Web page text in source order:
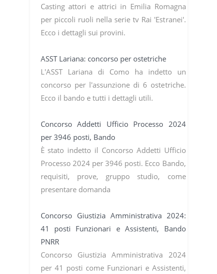
Casting attori e attrici in Emilia Romagna
per piccoli ruoli nella serie tv Rai 'Estranei'.
Ecco i dettagli sui provini.
ASST Lariana: concorso per ostetriche
L'ASST Lariana di Como ha indetto un
concorso per l'assunzione di 6 ostetriche.
Ecco il bando e tutti i dettagli utili.
Concorso Addetti Ufficio Processo 2024
per 3946 posti, Bando
È stato indetto il Concorso Addetti Ufficio
Processo 2024 per 3946 posti. Ecco Bando,
requisiti, prove, gruppo studio, come
presentare domanda
Concorso Giustizia Amministrativa 2024:
41 posti Funzionari e Assistenti, Bando
PNRR
Concorso Giustizia Amministrativa 2024
per 41 posti come Funzionari e Assistenti,